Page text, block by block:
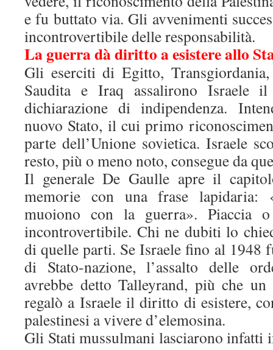
e fu buttato via. Gli avvenimenti
incontrovertibile delle responsabilità.
La guerra dà diritto a esistere allo
Gli eserciti di Egitto,
Saudita e Iraq assalirono Israele
dichiarazione di indipendenza.
nuovo Stato, il cui primo
parte dell’Unione sovietica. Israele
resto, più o meno noto, consegue da
Il generale De Gaulle apre il
memorie con una frase lapidaria:
muoiono con la guerra». Piaccia
incontrovertibile. Chi ne dubiti lo
di quelle parti. Se Israele fino al 1948
di Stato-nazione, l’assalto delle
avrebbe detto Talleyrand, più che
regalò a Israele il diritto di esistere,
palestinesi a vivere d’elemosina.
Gli Stati mussulmani lasciarono infatti